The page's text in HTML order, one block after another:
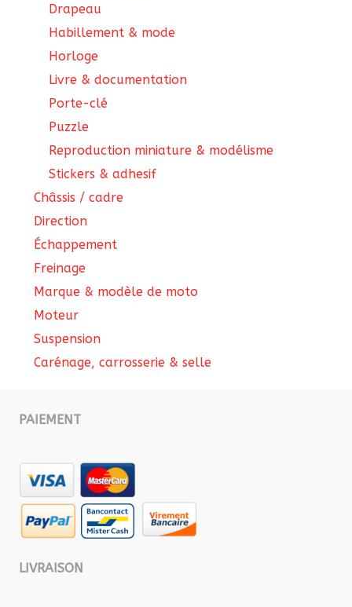
Drapeau
Habillement & mode
Horloge
Livre & documentation
Porte-clé
Puzzle
Reproduction miniature & modélisme
Stickers & adhesif
Châssis / cadre
Direction
Échappement
Freinage
Marque & modèle de moto
Moteur
Suspension
Carénage, carrosserie & selle
PAIEMENT
LIVRAISON